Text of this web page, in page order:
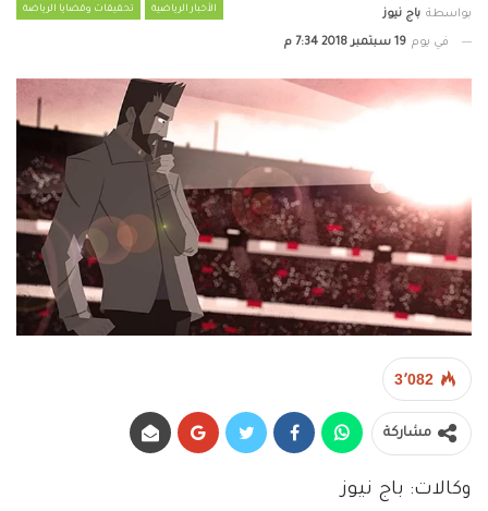
الأخبار الرياضية تحقيقات وقضايا الرياضة بواسطة باج نيوز
في يوم 19 سبتمبر 2018 7:34 م
3٬082
مشاركة
وكالات: باج نيوز